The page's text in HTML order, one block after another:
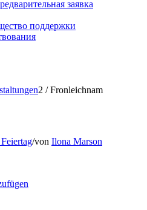
заявка
поддержки
2 / Fronleichnam
/von Ilona Marson